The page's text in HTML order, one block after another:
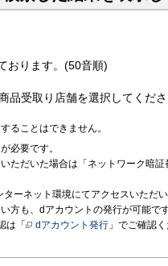
おります。(50音順)
品受取り店舗を選択してくださ
ることはできません。
必要です。
ただいた場合は「ネットワーク暗
ーネット環境にてアクセスいただ
方も、dアカウントの発行が可能です
は「
dアカウント発行 」でご確認く